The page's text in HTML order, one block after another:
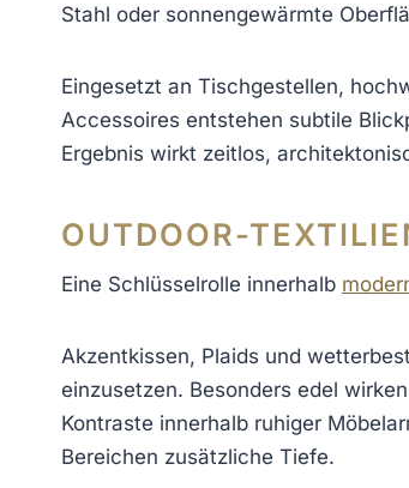
Stahl oder sonnengewärmte
Eingesetzt an Tischgestellen,
Accessoires entstehen subtile
Ergebnis wirkt zeitlos,
OUTDOOR-
Eine Schlüsselrolle innerhalb
Akzentkissen, Plaids und
einzusetzen. Besonders edel
Kontraste innerhalb ruhiger
Bereichen zusätzliche Tiefe.